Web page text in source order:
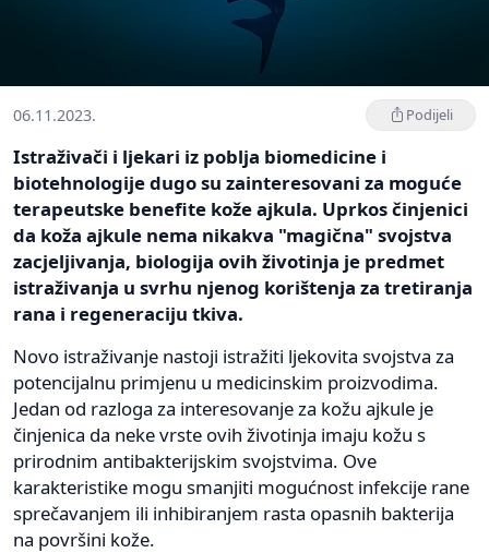
06.11.2023. Podijeli
Istraživači i ljekari iz poblja biomedicine i
biotehnologije dugo su zainteresovani za moguće
terapeutske benefite kože ajkula. Uprkos činjenici
da koža ajkule nema nikakva "magična" svojstva
zacjeljivanja, biologija ovih životinja je predmet
istraživanja u svrhu njenog korištenja za tretiranja
rana i regeneraciju tkiva.
Novo istraživanje nastoji istražiti ljekovita svojstva za
potencijalnu primjenu u medicinskim proizvodima.
Jedan od razloga za interesovanje za kožu ajkule je
činjenica da neke vrste ovih životinja imaju kožu s
prirodnim antibakterijskim svojstvima. Ove
karakteristike mogu smanjiti mogućnost infekcije rane
sprečavanjem ili inhibiranjem rasta opasnih bakterija
na površini kože.